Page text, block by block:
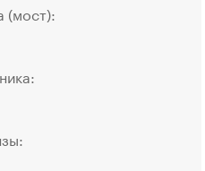
(мост):